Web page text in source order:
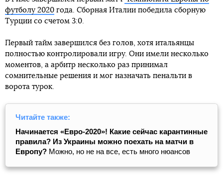
футболу 2020 года. Сборная Италии победила сборную
Турции со счетом 3:0.
Первый тайм завершился без голов, хотя итальянцы
полностью контролировали игру. Они имели несколько
моментов, а арбитр несколько раз принимал
сомнительные решения и мог назначать пенальти в
ворота турок.
Читайте также:
Начинается «Евро-2020»! Какие сейчас карантинные
правила? Из Украины можно поехать на матчи в
Европу? Можно, но не на все, есть много нюансов